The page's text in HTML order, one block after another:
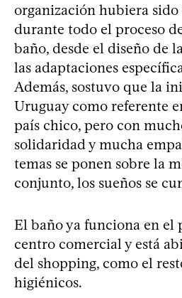
organización hubiera
durante todo el proceso
baño, desde el diseño de
las adaptaciones
Además, sostuvo que la
Uruguay como referente
país chico, pero con
solidaridad y mucha
temas se ponen sobre la
conjunto, los sueños se
El baño ya funciona en el
centro comercial y está
del shopping, como el
higiénicos.